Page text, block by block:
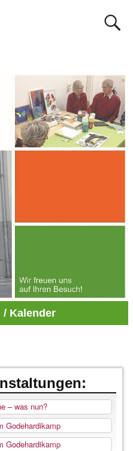
/ Kalender
– was nun?
Godehardikamp
Godehardikamp